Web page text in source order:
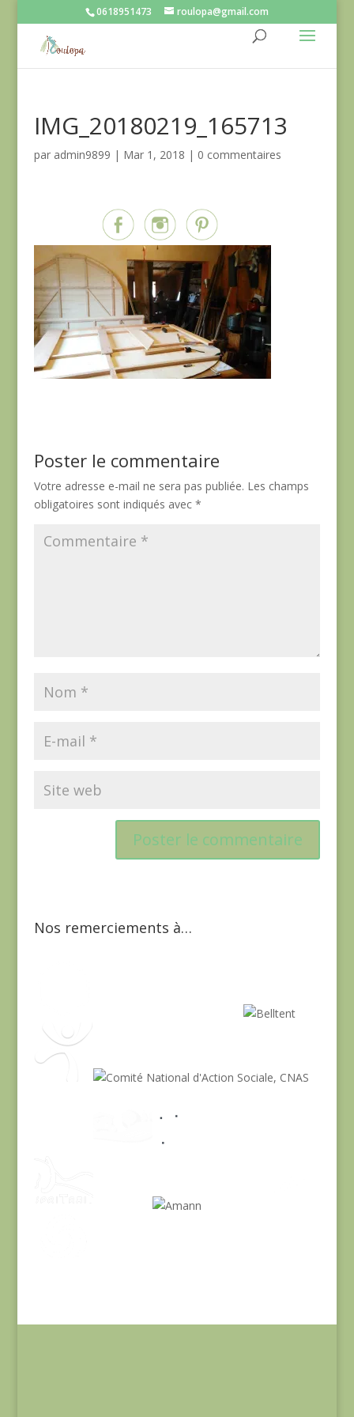
0618951473 roulopa@gmail.com
IMG_20180219_165713
par admin9899 | Mar 1, 2018 | 0 commentaires
Poster le commentaire
Votre adresse e-mail ne sera pas publiée. Les champs
obligatoires sont indiqués avec *
Nos remerciements à…